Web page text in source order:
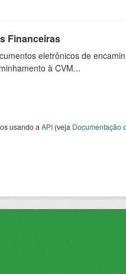
Financeiras
eletrônicos de
à CVM...
usando a API(veja Documentação